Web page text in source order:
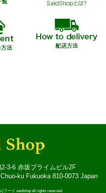
3-6 赤坂プライムビル2F
ku Fukuoka 810-0073 Japan
フード saidshop all rights reserved.